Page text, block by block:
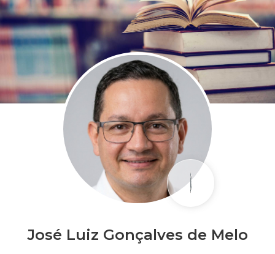
José Luiz Gonçalves de Melo